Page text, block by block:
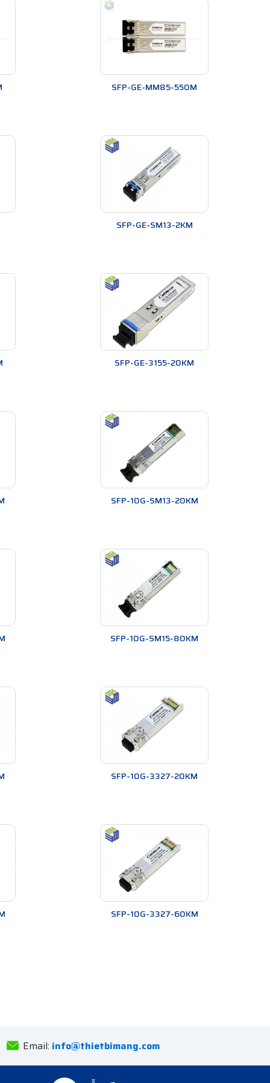
chắn, sáng đẹp không bị han gỉ. Các chi tiết bao
tham khảo khi chọn mua. Điểm đáng chú ý nữa
và multimode là màu đen. Dựa vào điểm đặc
SFP-GE-MM85-550M
SFP-GE-SM13-2KM
SFP-GE-3155-20KM
SFP-10G-SM13-20KM
SFP-10G-SM15-80KM
SFP-10G-3327-20KM
SFP-10G-3327-60KM
Email: info@thietbimang.com